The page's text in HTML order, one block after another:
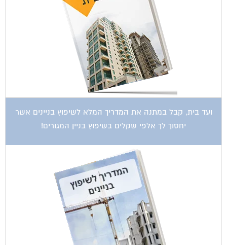
ועד בית, קבל במתנה את המדריך המלא לשיפוץ בניינים אשר
יחסוך לך אלפי שקלים בשיפוץ בניין המגורים!